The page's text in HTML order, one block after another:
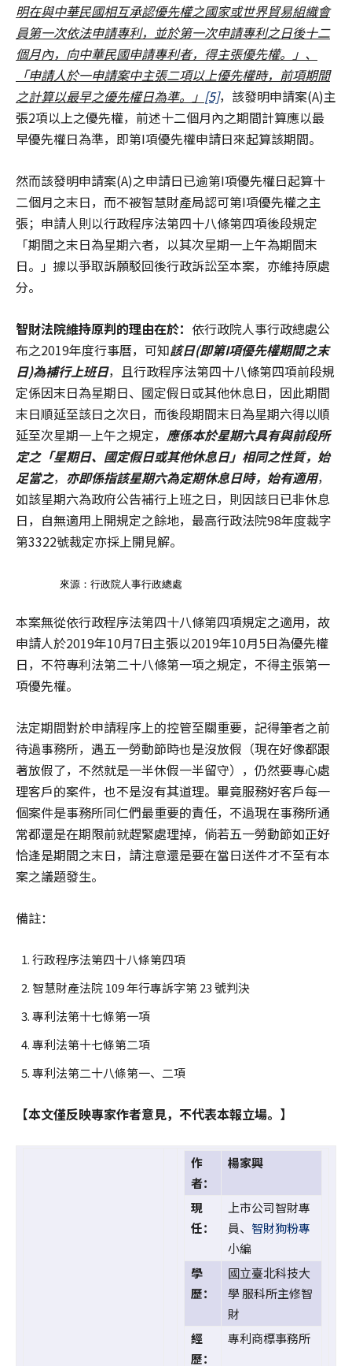
明在與中華民國相互承認優先權之國家或世界貿易組織會
員第一次依法申請專利，並於第一次申請專利之日後十二
個月內，向中華民國申請專利者，得主張優先權。」、
「申請人於一申請案中主張二項以上優先權時，前項期間
之計算以最早之優先權日為準。」 [5]，該發明申請案(A)主
張2項以上之優先權，前述十二個月內之期間計算應以最
早優先權日為準，即第I項優先權申請日來起算該期間。
然而該發明申請案(A)之申請日已逾第I項優先權日起算十
二個月之末日，而不被智慧財產局認可第I項優先權之主
張；申請人則以行政程序法第四十八條第四項後段規定
「期間之末日為星期六者，以其次星期一上午為期間末
日。」據以爭取訴願駁回後行政訴訟至本案，亦維持原處
分。
智財法院維持原判的理由在於： 依行政院人事行政總處公
布之2019年度行事曆，可知該日(即第I項優先權期間之末
日)為補行上班日，且行政程序法第四十八條第四項前段規
定係因末日為星期日、國定假日或其他休息日，因此期間
末日順延至該日之次日，而後段期間末日為星期六得以順
延至次星期一上午之規定， 應係本於星期六具有與前段所
定之「星期日、國定假日或其他休息日」相同之性質，始
足當之， 亦即係指該星期六為定期休息日時，始有適用，
如該星期六為政府公告補行上班之日，則因該日已非休息
日，自無適用上開規定之餘地，最高行政法院98年度裁字
第3322號裁定亦採上開見解。
來源：行政院人事行政總處
本案無從依行政程序法第四十八條第四項規定之適用，故
申請人於2019年10月7日主張以2019年10月5日為優先權
日，不符專利法第二十八條第一項之規定，不得主張第一
項優先權。
法定期間對於申請程序上的控管至關重要，記得筆者之前
待過事務所，遇五一勞動節時也是沒放假（現在好像都跟
著放假了，不然就是一半休假一半留守），仍然要專心處
理客戶的案件，也不是沒有其道理。畢竟服務好客戶每一
個案件是事務所同仁們最重要的責任，不過現在事務所通
常都還是在期限前就趕緊處理掉，倘若五一勞動節如正好
恰逢是期間之末日，請注意還是要在當日送件才不至有本
案之議題發生。
備註：
行政程序法第四十八條第四項
智慧財產法院 109 年行專訴字第 23 號判決
專利法第十七條第一項
專利法第十七條第二項
專利法第二十八條第一、二項
【本文僅反映專家作者意見，不代表本報立場。】
作
者：
楊家興
現
任：
上市公司智財專
員、 智財狗粉專
小編
學
歷：
國立臺北科技大
學 服科所主修智
財
經
歷：
專利商標事務所